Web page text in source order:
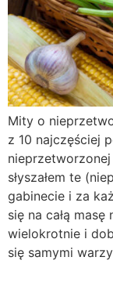
Mity o
z 10 najczęściej
słyszałem te
gabinecie i za
się na całą
wielokrotnie i
się samymi